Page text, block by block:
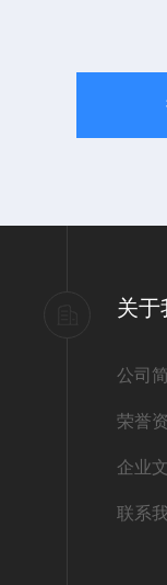
关于
公司
荣誉
企业
联系